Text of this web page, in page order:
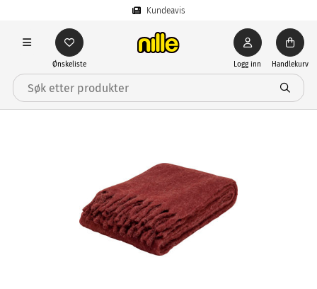
Kundeavis
Ønskeliste Logg inn Handlekurv